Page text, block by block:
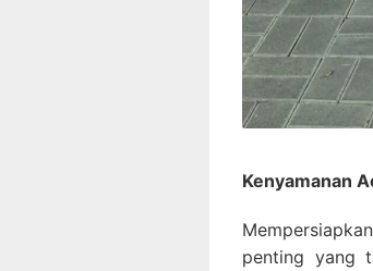
Kenyamanan
penting yang